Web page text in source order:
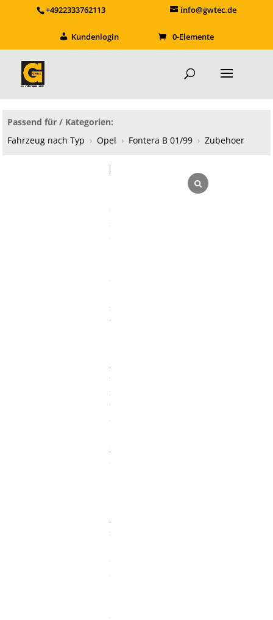
+4922333762113 info@gwtec.de
Kundenlogin 0-Elemente
Passend für / Kategorien:
Fahrzeug nach Typ › Opel › Fontera B 01/99 › Zubehoer